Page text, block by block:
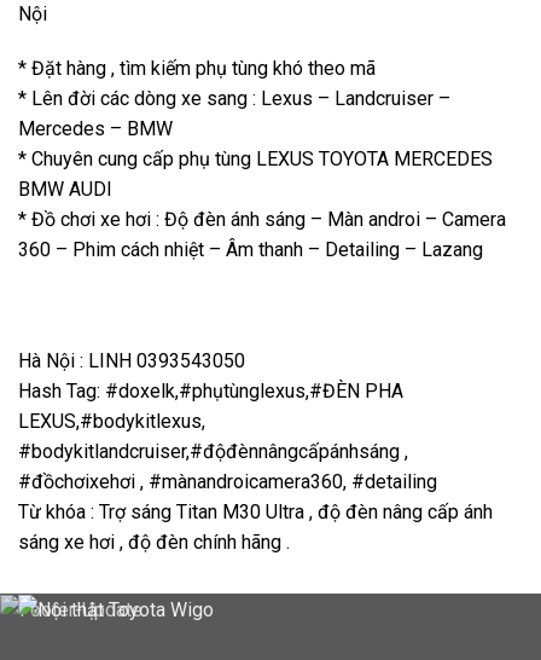
Nội
* Đặt hàng , tìm kiếm phụ tùng khó theo mã
* Lên đời các dòng xe sang : Lexus – Landcruiser –
Mercedes – BMW
* Chuyên cung cấp phụ tùng LEXUS TOYOTA MERCEDES
BMW AUDI
* Đồ chơi xe hơi : Độ đèn ánh sáng – Màn androi – Camera
360 – Phim cách nhiệt – Âm thanh – Detailing – Lazang
Hà Nội : LINH 0393543050
Hash Tag: #doxelk,#phụtùnglexus,#ĐÈN PHA
LEXUS,#bodykitlexus,
#bodykitlandcruiser,#độđènnângcấpánhsáng ,
#đồchơixehơi , #mànandroicamera360, #detailing
Từ khóa : Trợ sáng Titan M30 Ultra , độ đèn nâng cấp ánh
sáng xe hơi , độ đèn chính hãng .